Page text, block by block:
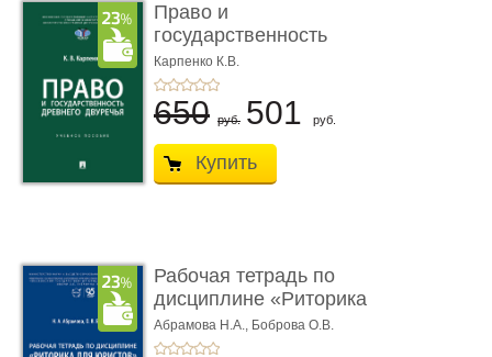
Право и
государственность
Древнего Двуречья. �
...
Карпенко К.В.
650 руб. 501 руб.
Купить
Рабочая тетрадь по
дисциплине «Риторика
для ю� ...
Абрамова Н.А., Боброва О.В.